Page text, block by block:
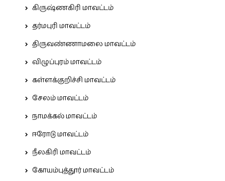
கிருஷ்ணகிரி மாவட்டம்
தர்மபுரி மாவட்டம்
திருவண்ணாமலை மாவட்டம்
விழுப்புரம் மாவட்டம்
கள்ளக்குறிச்சி மாவட்டம்
சேலம் மாவட்டம்
நாமக்கல் மாவட்டம்
ஈரோடு மாவட்டம்
நீலகிரி மாவட்டம்
கோயம்புத்தூர் மாவட்டம்